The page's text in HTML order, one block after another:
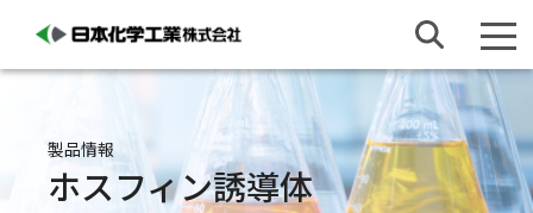
製品情報
ホスフィン誘導体